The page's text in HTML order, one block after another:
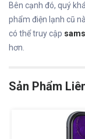
Bên cạnh đó, quý
phẩm điện lạnh cũ
có thể truy cập
hơn.
Sản Phẩm